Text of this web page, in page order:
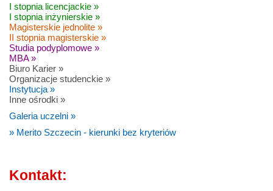
I stopnia licencjackie »
I stopnia inżynierskie »
Magisterskie jednolite »
II stopnia magisterskie »
Studia podyplomowe »
MBA »
Biuro Karier »
Organizacje studenckie »
Instytucja »
Inne ośrodki »
Galeria uczelni »
» Merito Szczecin - kierunki bez kryteriów
Kontakt: